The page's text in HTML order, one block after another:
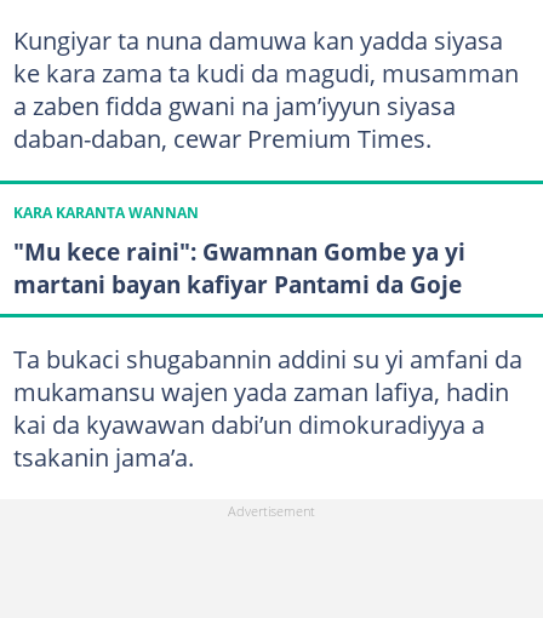
Kungiyar ta nuna damuwa kan yadda siyasa
ke kara zama ta kudi da magudi, musamman
a zaben fidda gwani na jam’iyyun siyasa
daban-daban, cewar Premium Times.
KARA KARANTA WANNAN
"Mu kece raini": Gwamnan Gombe ya yi
martani bayan kafiyar Pantami da Goje
Ta bukaci shugabannin addini su yi amfani da
mukamansu wajen yada zaman lafiya, hadin
kai da kyawawan dabi’un dimokuradiyya a
tsakanin jama’a.